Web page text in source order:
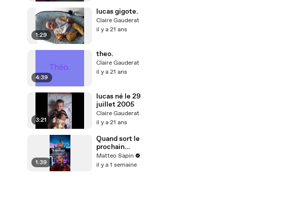
1:29
lucas gigote.
Claire Gauderat
il y a 21 ans
4:39
theo.
Claire Gauderat
il y a 21 ans
3:21
lucas né le 29
juillet 2005
Claire Gauderat
il y a 21 ans
1:39
Quand sort le
prochain
Spider-Man ?
Matteo Sapin
il y a 1 semaine